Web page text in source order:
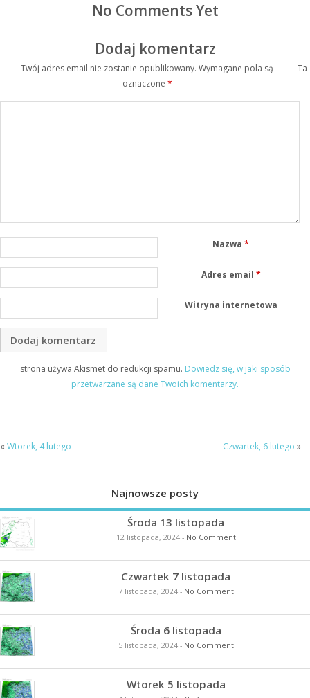
No Comments Yet
Dodaj komentarz
Twój adres email nie zostanie opublikowany. Wymagane pola są
oznaczone *
Nazwa*
Adres email *
Witryna internetowa
Ta
strona używa Akismet do redukcji spamu. Dowiedz się, w jaki sposób
przetwarzane są dane Twoich komentarzy.
« Wtorek, 4 lutego Czwartek, 6 lutego »
Najnowsze posty
Środa 13 listopada
12 listopada, 2024- No Comment
Czwartek 7 listopada
7 listopada, 2024- No Comment
Środa 6 listopada
5 listopada, 2024- No Comment
Wtorek 5 listopada